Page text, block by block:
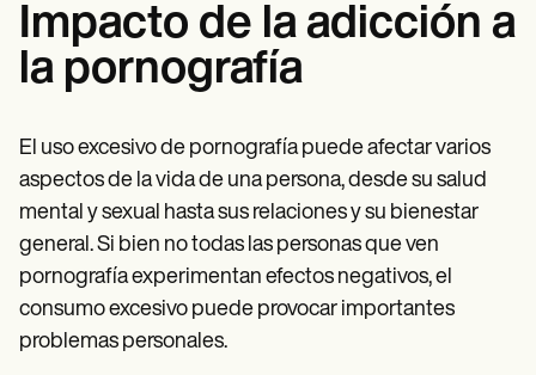
Impacto de la adicción a
la pornografía
El uso excesivo de pornografía puede afectar varios
aspectos de la vida de una persona, desde su salud
mental y sexual hasta sus relaciones y su bienestar
general. Si bien no todas las personas que ven
pornografía experimentan efectos negativos, el
consumo excesivo puede provocar importantes
problemas personales.